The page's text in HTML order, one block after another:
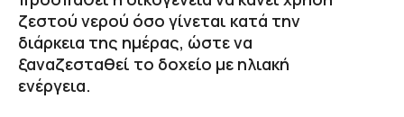
ζεστού νερού όσο γίνεται κατά την
διάρκεια της ημέρας, ώστε να
ξαναζεσταθεί το δοχείο με ηλιακή
ενέργεια.